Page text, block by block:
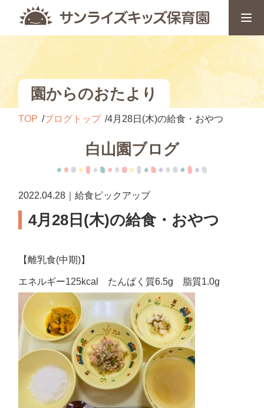
園からのおたより
TOP ブログトップ 4月28日(木)の給食・おやつ
白山園ブログ
2022.04.28｜給食ピックアップ
4月28日(木)の給食・おやつ
【離乳食(中期)】
エネルギー125kcal たんぱく質6.5g 脂質1.0g